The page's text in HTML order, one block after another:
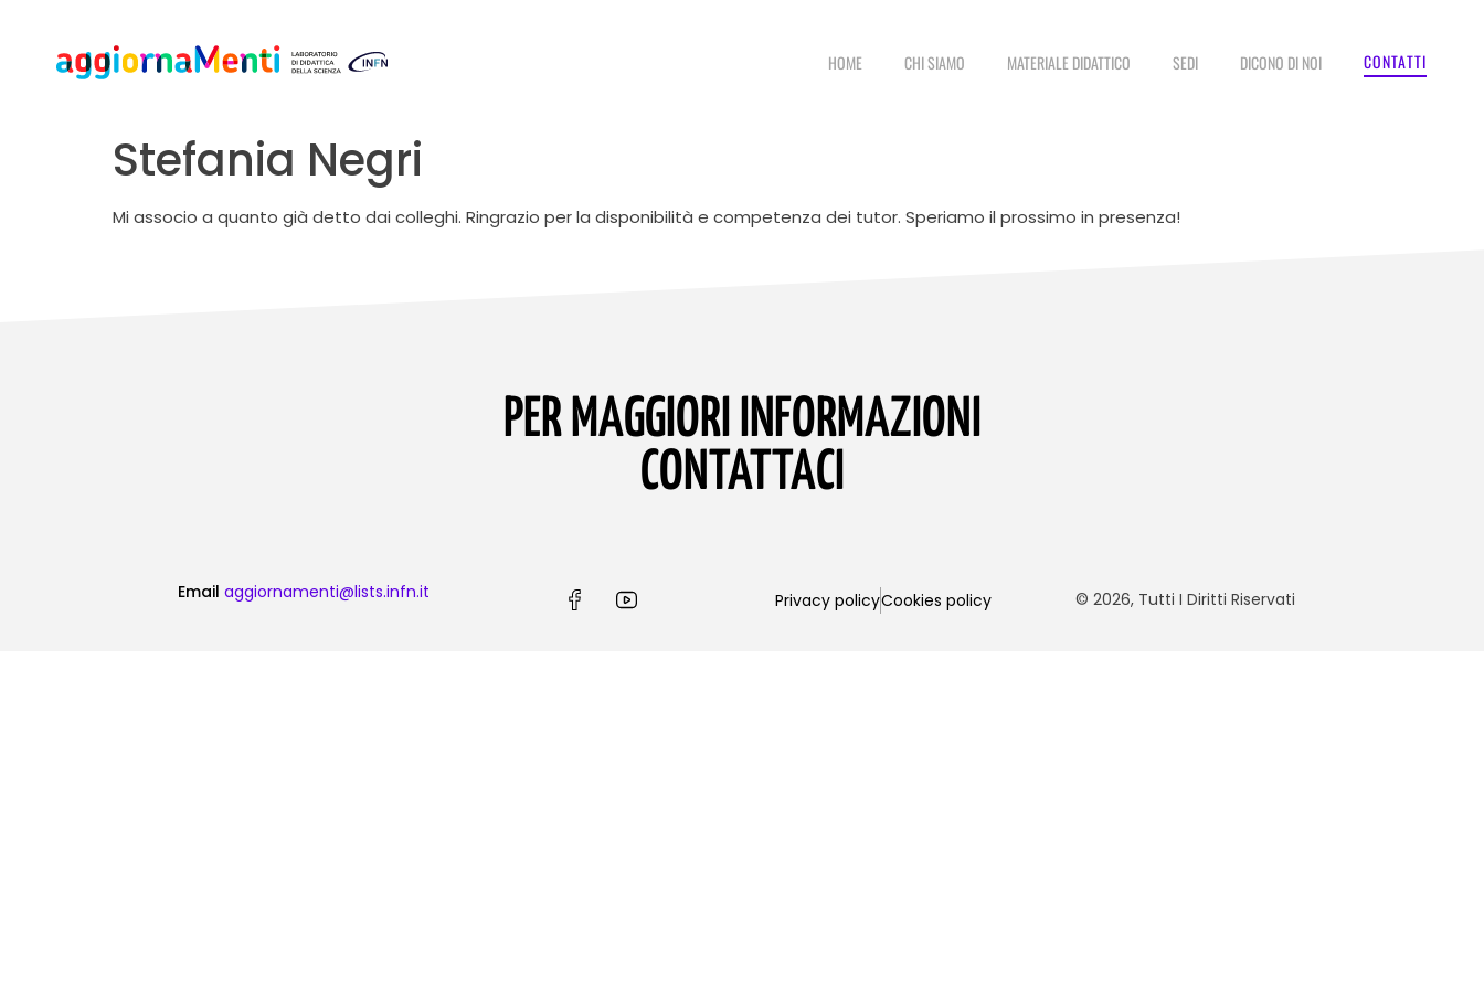
HOME CHI SIAMO MATERIALE DIDATTICO SEDI DICONO DI NOI CONTATTI
Stefania Negri
Mi associo a quanto già detto dai colleghi. Ringrazio per la disponibilità e competenza dei tutor. Speriamo il prossimo in presenza!
PER MAGGIORI INFORMAZIONI
CONTATTACI
Emailaggiornamenti@lists.infn.it Privacy policyCookies policy © 2026, Tutti I Diritti Riservati